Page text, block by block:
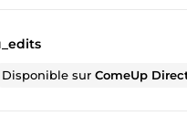
Disponible surComeUp